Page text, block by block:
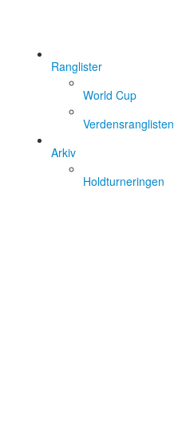
Ranglister
World Cup
Verdensranglisten
Arkiv
Holdturneringen